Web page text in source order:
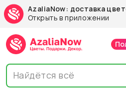
AzaliaNow: доставка
Открыть в приложении